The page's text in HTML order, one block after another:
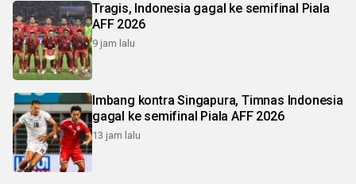
Tragis, Indonesia gagal ke semifinal Piala
AFF 2026
9 jam lalu
Imbang kontra Singapura, Timnas Indonesia
gagal ke semifinal Piala AFF 2026
13 jam lalu